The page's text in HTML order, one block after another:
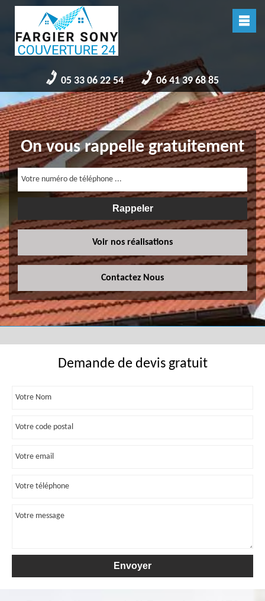
05 33 06 22 54 06 41 39 68 85
On vous rappelle gratuitement
Voir nos réalisations
Contactez Nous
Demande de devis gratuit